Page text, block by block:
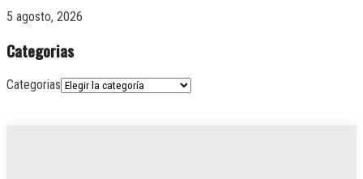
5 agosto, 2026
Categorias
Categorias